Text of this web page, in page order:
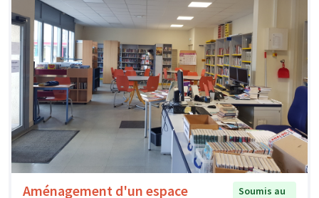
Aménagement d'un espace
Soumis au